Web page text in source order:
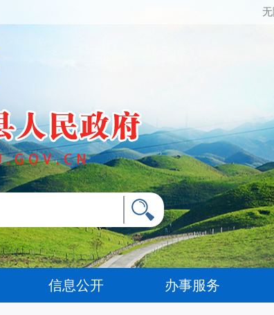
信息公开 办事服务